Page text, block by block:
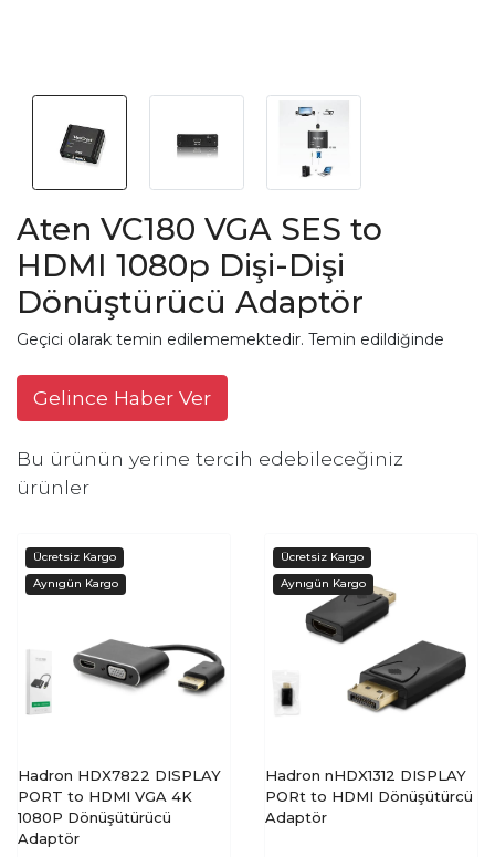
Aten VC180 VGA SES to
HDMI 1080p Dişi-Dişi
Dönüştürücü Adaptör
Geçici olarak temin edilememektedir. Temin edildiğinde
Gelince Haber Ver
Bu ürünün yerine tercih edebileceğiniz
ürünler
Hadron HDX7822 DISPLAY
PORT to HDMI VGA 4K
1080P Dönüşütürücü
Adaptör
Hadron nHDX1312 DISPLAY
PORt to HDMI Dönüşütürcü
Adaptör